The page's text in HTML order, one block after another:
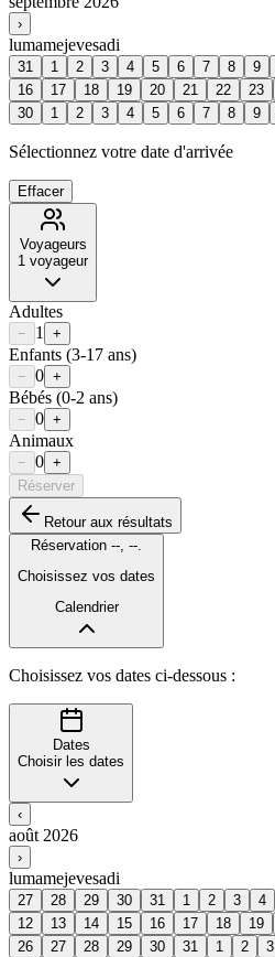
›
lumamejevesadi
31 1 2 3 4 5 6 7 8 9
16
17 18 19 20 21 22 23
30
1 2 3 4 5 6 7 8 9
Sélectionnez votre date d'arrivée
Effacer
Voyageurs
1 voyageur
Adultes
− 1 +
Enfants (3-17 ans)
− 0 +
Bébés (0-2 ans)
− 0 +
Animaux
− 0 +
Réserver
Retour aux résultats
Réservation -- --
Choisissez vos dates
Calendrier
Choisissez vos dates ci-dessous :
Dates
Choisir les dates
‹
août 2026
›
lumamejevesadi
27 28 29 30 31 1 2 3 4
12
13 14 15 16 17 18 19
26
27 28 29 30 31 1 2 3